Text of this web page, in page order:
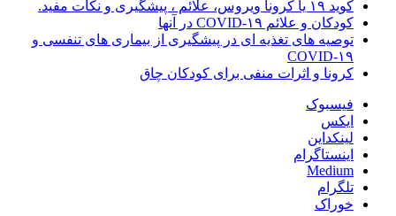
کوید ۱۹ یا کرونا ویروس، علائم ، پیشگیری و نکات مفید.
کودکان و علائم COVID-۱۹ در آنها
توصیه های تغذیه ای در پیشگیری از بیماری های تنفسی و
COVID-۱۹
کرونا و اثرات منفی برای کودکان چاق
فیسبوک
ایکس
لینکداین
اینستاگرام
Medium
تلگرام
خوراک